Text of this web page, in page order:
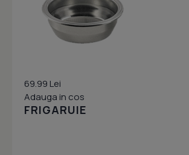
69.99 Lei
Adauga in cos
FRIGARUIE